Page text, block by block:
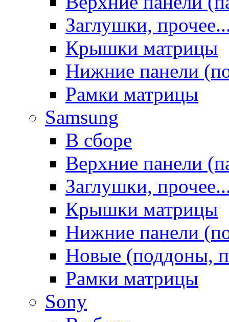
Заглушки,
Крышки матрицы
Нижние панели
Рамки матрицы
Samsung
В сборе
Верхние панели
Заглушки,
Крышки матрицы
Нижние панели
Новые (поддоны,
Рамки матрицы
Sony